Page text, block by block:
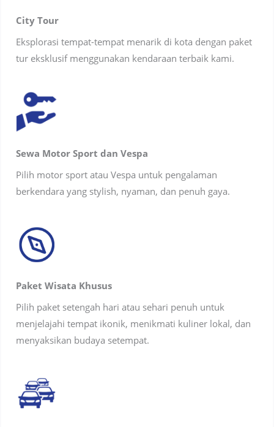
City Tour
Eksplorasi tempat-tempat menarik di kota dengan paket
tur eksklusif menggunakan kendaraan terbaik kami.
Sewa Motor Sport dan Vespa
Pilih motor sport atau Vespa untuk pengalaman
berkendara yang stylish, nyaman, dan penuh gaya.
Paket Wisata Khusus
Pilih paket setengah hari atau sehari penuh untuk
menjelajahi tempat ikonik, menikmati kuliner lokal, dan
menyaksikan budaya setempat.